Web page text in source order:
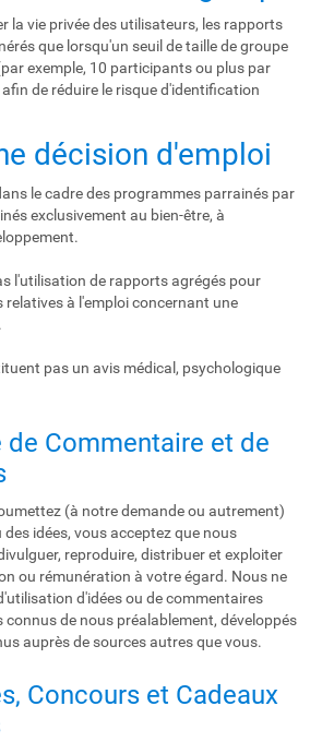
la vie privée des utilisateurs, les rapports
que lorsqu'un seuil de taille de groupe
exemple, 10 participants ou plus par
de réduire le risque d'identification
décision d'emploi
le cadre des programmes parrainés par
exclusivement au bien-être, à
l'utilisation de rapports agrégés pour
relatives à l'emploi concernant une
pas un avis médical, psychologique
de Commentaire et de
(à notre demande ou autrement)
idées, vous acceptez que nous
reproduire, distribuer et exploiter
ou rémunération à votre égard. Nous ne
d'idées ou de commentaires
connus de nous préalablement, développés
auprès de sources autres que vous.
Concours et Cadeaux